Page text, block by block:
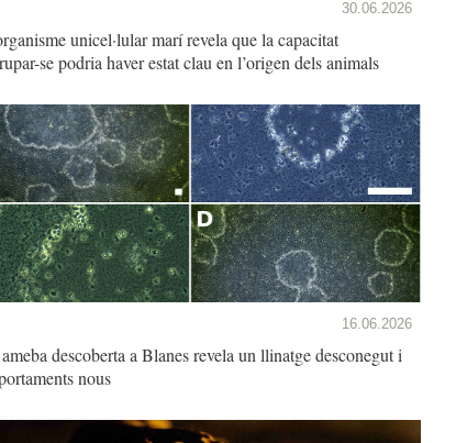
30.06.2026
unicel·lular marí revela que la capacitat
se podria haver estat clau en l’origen dels animals
16.06.2026
descoberta a Blanes revela un llinatge desconegut i
nous